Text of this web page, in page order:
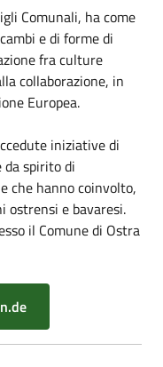
Comunali, ha come
e di forme di
fra culture
collaborazione, in
Europea.
iniziative di
spirito di
che hanno coinvolto,
ostrensi e bavaresi.
il Comune di Ostra